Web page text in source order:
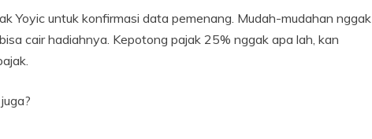
Yoyic untuk konfirmasi data pemenang. Mudah-mudahan nggak
cair hadiahnya. Kepotong pajak 25% nggak apa lah, kan